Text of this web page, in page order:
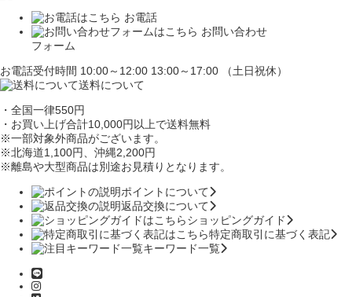
お電話
お問い合わせ
フォーム
お電話受付時間 10:00～12:00 13:00～17:00 （土日祝休）
送料について
・全国一律550円
・お買い上げ合計10,000円 以上で送料無料
※一部対象外商品がございます。
※北海道1,100円、沖縄2,200円
※離島や大型商品は別途お見積りとなります。
ポイントについて
返品交換について
ショッピングガイド
特定商取引に基づく表記
キーワード一覧